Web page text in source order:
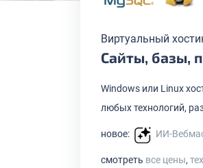
Виртуальный
Сайты, базы,
Windows или Linux
любых технологий,
новое: ИИ-
смотреть все цены,